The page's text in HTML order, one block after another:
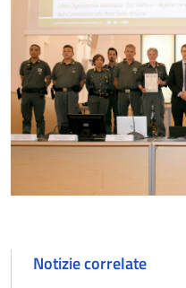
Notizie correlate